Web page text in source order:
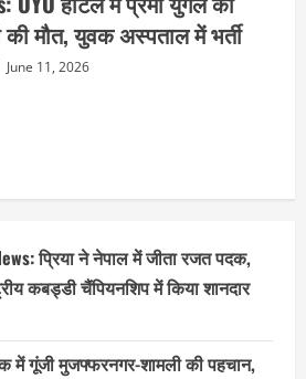
की मौत, युवक अस्पताल में भर्ती
June 11, 2026
प्रिया ने नेपाल में जीता रजत पदक,
कबड्डी चैंपियनशिप में किया शानदार
में गूंजी मुजफ्फरनगर-शामली की पहचान,